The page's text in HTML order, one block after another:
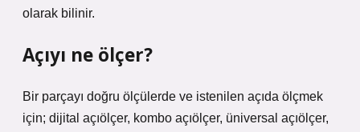
olarak bilinir.
Açıyı ne ölçer?
Bir parçayı doğru ölçülerde ve istenilen açıda ölçmek
için; dijital açıölçer, kombo açıölçer, üniversal açıölçer,